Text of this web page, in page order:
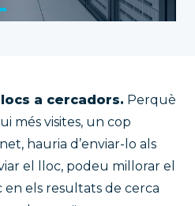
a cercadors. Perquè
més visites, un cop
hauria d’enviar-lo als
el lloc, podeu millorar el
els resultats de cerca